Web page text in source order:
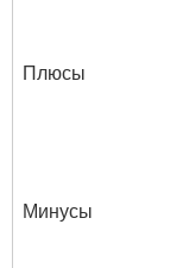
Плюсы
Минусы